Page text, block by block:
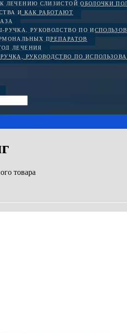
ЛЕЧЕНИЮ СЛИЗИСТОЙ ОБОЛОЧКИ
И КАК РАБОТАЮТ
РУЧКА, РУКОВОДСТВО ПО
ПРЕПАРАТОВ
ЛЕЧЕНИЯ
РУКОВОДСТВО ПО
товара